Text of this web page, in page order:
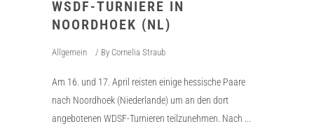
WSDF-TURNIERE IN
NOORDHOEK (NL)
Allgemein By Cornelia Straub
Am 16. und 17. April reisten einige hessische Paare
nach Noordhoek (Niederlande) um an den dort
angebotenen WDSF-Turnieren teilzunehmen. Nach